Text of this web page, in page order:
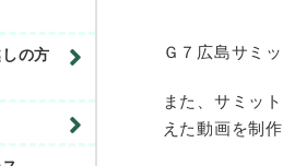
の方
Ｇ７広島サミ
また、サミッ
えた動画を制